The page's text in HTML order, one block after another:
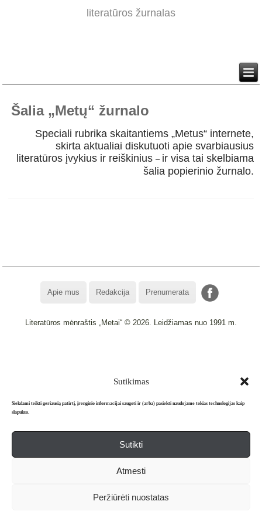
Sutikimas
Siekdami teikti geriausią patirtį, įrenginio informacijai saugoti ir (arba) pasiekti naudojame tokias technologijas kaip
slapukus.
Sutikti
Atmesti
Peržiūrėti nuostatas
literatūros žurnalas
Šalia „Metų“ žurnalo
Speciali rubrika skaitantiems „Metus“ internete,
skirta aktualiai diskutuoti apie svarbiausius
literatūros įvykius ir reiškinius – ir visa tai skelbiama
šalia popierinio žurnalo.
Apie mus Redakcija Prenumerata
Literatūros mėnraštis „Metai“ © 2026. Leidžiamas nuo 1991 m.